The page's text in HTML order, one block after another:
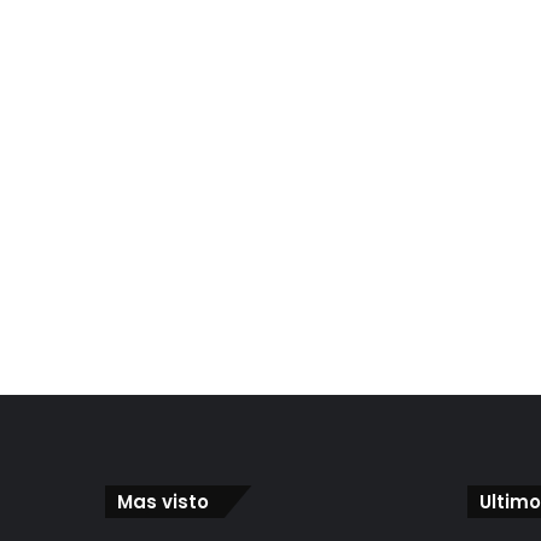
Mas visto Ultimo